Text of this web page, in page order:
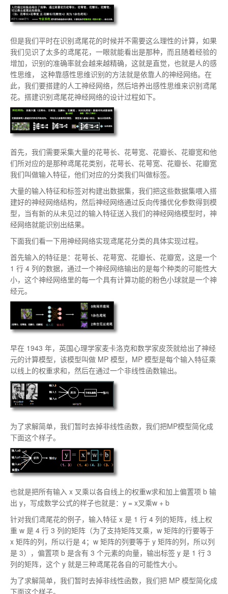
但是我们平时在识别鸢尾花的时候并不需要这么理性的计算，如果
我们见识了太多的鸢尾花，一眼就能看出是那种，而且随着经验的
增加，识别的准确率就会越来越精确，这就是直觉，也就是人的感
性思维， 这种靠感性思维识别的方法就是依靠人的神经网络。在
此，我们要搭建的人工神经网络，然后培养出感性思维来识别鸢尾
花。搭建识别鸢尾花神经网络的设计过程如下。
首先，我们需要采集大量的花萼长、花萼宽、花瓣长、花瓣宽和他
们所对应的是那种鸢尾花类别，花萼长、花萼宽、花瓣长、花瓣宽
我们叫做输入特征，他们对应的分类我们叫做标签。
大量的输入特征和标签对构建出数据集，我们把这些数据集喂入搭
建好的神经网络结构，然后神经网络通过反向传播优化参数得到模
型，当有新的从未见过的输入特征送入我们的神经网络模型时，神
经网络就能识别出结果。
下面我们看一下用神经网络实现鸢尾花分类的具体实现过程。
首先输入的特征是：花萼长、花萼宽、花瓣长、花瓣宽，这是一个
1 行 4 列的数据，通过一个神经网络输出的是每个种类的可能性大
小，这个神经网络里的每一个具有计算功能的粉色小球就是一个神
经元。
早在 1943 年，英国心理学家麦卡洛克和数学家皮茨就给出了神经
元的计算模型，该模型叫做 MP 模型，MP 模型是每个输入特征乘
以线上的权重求和，然后在通过一个非线性函数输出。
为了求解简单，我们暂时去掉非线性函数，我们把MP模型简化成
下面这个样子。
也就是把所有输入 x 叉乘以各自线上的权重w求和加上偏置项 b 输
出 y，写成数学公式的样子也就是：y = x叉乘w + b
针对我们鸢尾花的例子，输入特征 x 是 1 行 4 列的矩阵，线上权
重 w 是 4 行 3 列的矩阵（为了支持矩阵叉乘，w 矩阵的行要等于
x 矩阵的列，所以行是 4；w 矩阵的列要等于 y 矩阵的列，所以列
是 3），偏置项 b 是含有 3 个元素的向量，输出标签 y 是 1 行 3
列的矩阵，这个 y 就是三种鸢尾花各自的可能性大小。
为了求解简单，我们暂时去掉非线性函数，我们把 MP 模型简化成
下面这个样子。